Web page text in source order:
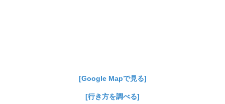
[Google Mapで見る]
[行き方を調べる]